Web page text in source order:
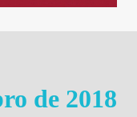
de 2018